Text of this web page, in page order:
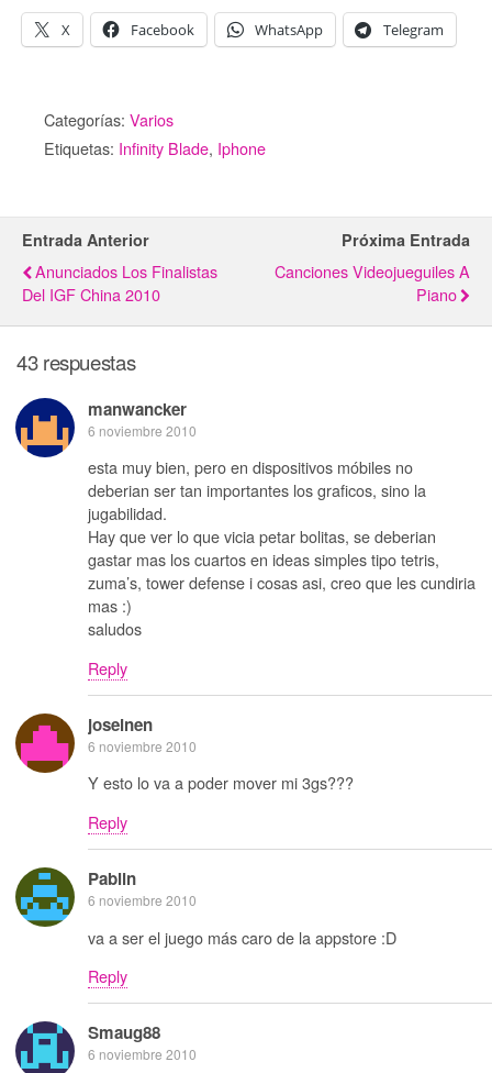
X Facebook WhatsApp Telegram
Categorías: Varios
Etiquetas: Infinity Blade, Iphone
Entrada Anterior
Anunciados Los Finalistas
Del IGF China 2010
Próxima Entrada
Canciones Videojueguiles A
Piano
43 respuestas
manwancker
6 noviembre 2010
esta muy bien, pero en dispositivos móbiles no
deberian ser tan importantes los graficos, sino la
jugabilidad.
Hay que ver lo que vicia petar bolitas, se deberian
gastar mas los cuartos en ideas simples tipo tetris,
zuma’s, tower defense i cosas asi, creo que les cundiria
mas :)
saludos
Reply
joseinen
6 noviembre 2010
Y esto lo va a poder mover mi 3gs???
Reply
Pablin
6 noviembre 2010
va a ser el juego más caro de la appstore :D
Reply
Smaug88
6 noviembre 2010